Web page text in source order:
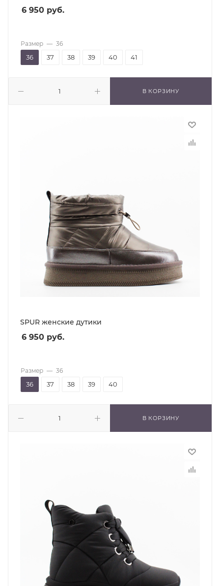
6 950 руб.
В КОРЗИНУ
Размер — 36
36 37 38 39 40 41
SPUR женские дутики
6 950 руб.
В КОРЗИНУ
Размер — 36
36 37 38 39 40